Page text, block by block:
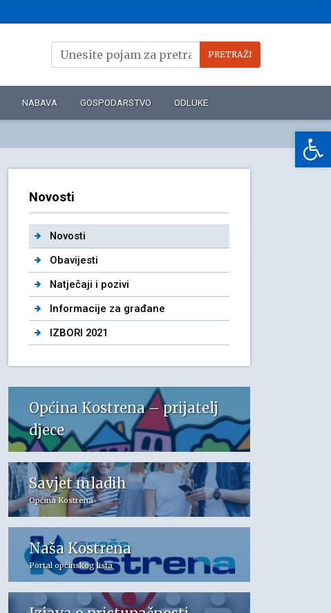
NABAVA GOSPODARSTVO ODLUKE
Novosti
Novosti
Obavijesti
Natječaji i pozivi
Informacije za građane
IZBORI 2021
Općina Kostrena – prijatelj
djece
Savjet mladih
Općina Kostrena
Naša Kostrena
Portal općinskog lista